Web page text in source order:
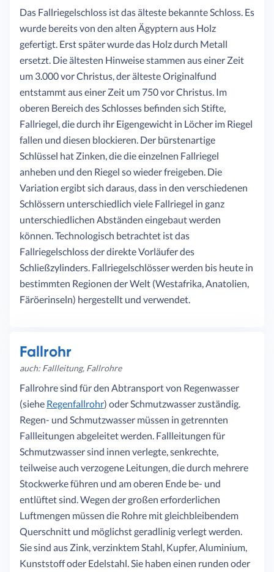
Das Fallriegelschloss ist das älteste bekannte Schloss. Es
wurde bereits von den alten Ägyptern aus Holz
gefertigt. Erst später wurde das Holz durch Metall
ersetzt. Die ältesten Hinweise stammen aus einer Zeit
um 3.000 vor Christus, der älteste Originalfund
entstammt aus einer Zeit um 750 vor Christus. Im
oberen Bereich des Schlosses befinden sich Stifte,
Fallriegel, die durch ihr Eigengewicht in Löcher im Riegel
fallen und diesen blockieren. Der bürstenartige
Schlüssel hat Zinken, die die einzelnen Fallriegel
anheben und den Riegel so wieder freigeben. Die
Variation ergibt sich daraus, dass in den verschiedenen
Schlössern unterschiedlich viele Fallriegel in ganz
unterschiedlichen Abständen eingebaut werden
können. Technologisch betrachtet ist das
Fallriegelschloss der direkte Vorläufer des
Schließzylinders. Fallriegelschlösser werden bis heute in
bestimmten Regionen der Welt (Westafrika, Anatolien,
Färöerinseln) hergestellt und verwendet.
Fallrohr
auch: Fallleitung, Fallrohre
Fallrohre sind für den Abtransport von Regenwasser
(siehe Regenfallrohr) oder Schmutzwasser zuständig.
Regen- und Schmutzwasser müssen in getrennten
Fallleitungen abgeleitet werden. Fallleitungen für
Schmutzwasser sind innen verlegte, senkrechte,
teilweise auch verzogene Leitungen, die durch mehrere
Stockwerke führen und am oberen Ende be- und
entlüftet sind. Wegen der großen erforderlichen
Luftmengen müssen die Rohre mit gleichbleibendem
Querschnitt und möglichst geradlinig verlegt werden.
Sie sind aus Zink, verzinktem Stahl, Kupfer, Aluminium,
Kunststoff oder Edelstahl. Sie haben einen runden oder